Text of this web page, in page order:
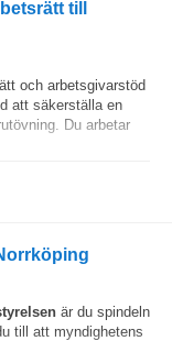
till
och arbetsgivarstöd
att säkerställa en
Du arbetar
är du spindeln
till att myndighetens